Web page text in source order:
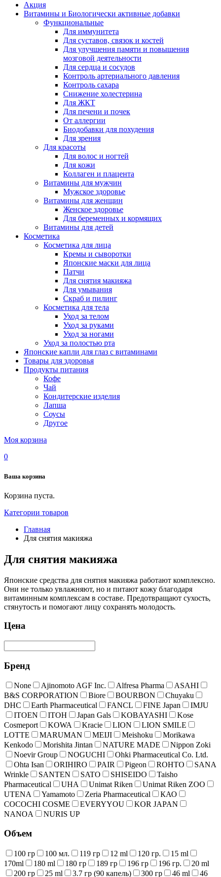
Акция
Витамины и Биологически активные добавки
Функциональные
Для иммунитета
Для суставов, связок и костей
Для улучшения памяти и повышения
мозговой деятельности
Для сердца и сосудов
Контроль артериального давления
Контроль сахара
Снижение холестерина
Для ЖКТ
Для печени и почек
От аллергии
Биодобавки для похудения
Для зрения
Для красоты
Для волос и ногтей
Для кожи
Коллаген и плацента
Витамины для мужчин
Мужское здоровье
Витамины для женщин
Женское здоровье
Для беременных и кормящих
Витамины для детей
Косметика
Косметика для лица
Кремы и сыворотки
Японские маски для лица
Патчи
Для снятия макияжа
Для умывания
Скраб и пилинг
Косметика для тела
Уход за телом
Уход за руками
Уход за ногами
Уход за полостью рта
Японские капли для глаз с витаминами
Товары для здоровья
Продукты питания
Кофе
Чай
Кондитерские изделия
Лапша
Соусы
Другое
Моя корзина
0
Ваша корзина
Корзина пуста.
Категории товаров
Главная
Для снятия макияжа
Для снятия макияжа
Японские средства для снятия макияжа работают комплексно.
Они не только увлажняют, но и питают кожу благодаря
витаминным комплексам в составе. Предотвращают сухость,
стянутость и помогают лицу сохранять молодость.
Цена
Бренд
None Ajinomoto AGF Inc. Alfresa Pharma
ASAHI
B&S CORPORATION
Biore BOURBON
Chuyaku
DHC
Earth Pharmaceutical FANCL FINE Japan
IMJU
ITOEN
ITOH Japan Gals KOBAYASHI
Kose
Cosmeport
KOWA Kracie LION
LION SMILE
LOTTE
MARUMAN MEIJI Meishoku
Morikawa
Kenkodo
Morishita Jintan NATURE MADE
Nippon Zoki
Noevir Group
NOGUCHI
Ohki Pharmaceutical Co. Ltd.
Ohta Isan
ORIHIRO PAIR Pigeon ROHTO
SANA
Wrinkle
SANTEN SATO SHISEIDO
Taisho
Pharmaceutical
UHA Unimat Riken
Unimat Riken ZOO
UTENA
Yamamoto Zeria Pharmaceutical
КАО
COCOCHI COSME
EVERYYOU
KOR JAPAN
NANOA
NURIS UP
Объем
100 гр 100 мл. 119 гр 12 ml 120 гр.
15 ml
170ml
180 ml 180 гр 189 гр 196 гр 196 гр.
20 ml
200 гр
25 ml 3.7 гр (90 капель) 300 гр 46 ml 46